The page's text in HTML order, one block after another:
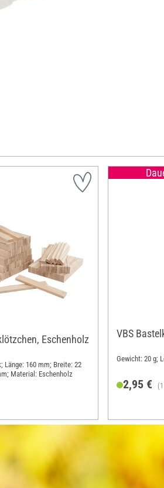
Eschenholz
Länge: 160 mm; Breite: 22
Material: Eschenholz
VBS
Gewicht: 20 g;
2,95 €